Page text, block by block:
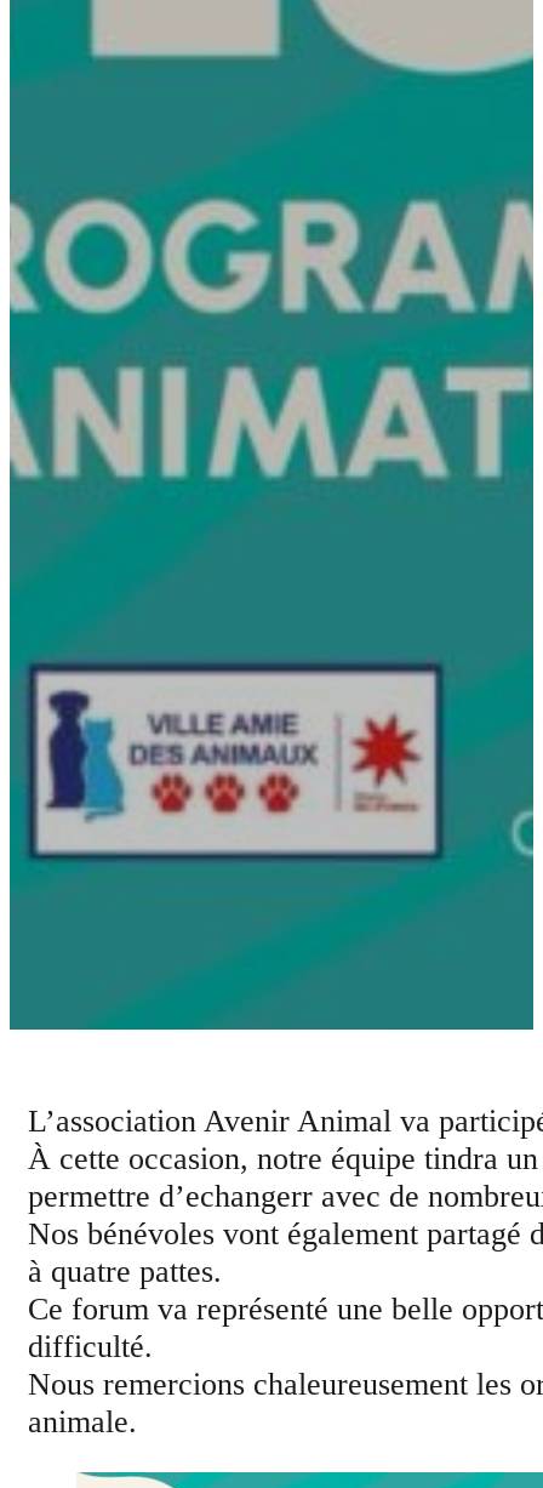
L’association Avenir Animal va
À cette occasion, notre équipe tindra
permettre d’echangerr avec de
Nos bénévoles vont également partagé
à quatre pattes.
Ce forum va représenté une belle
difficulté.
Nous remercions chaleureusement les
animale.